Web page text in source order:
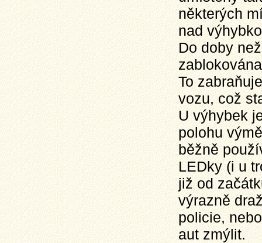
některých
nad
Do doby
To
vozu, což
U výhybek
polohu
běžně
LEDky (i u
již od
výrazně
policie,
aut zmýlit.